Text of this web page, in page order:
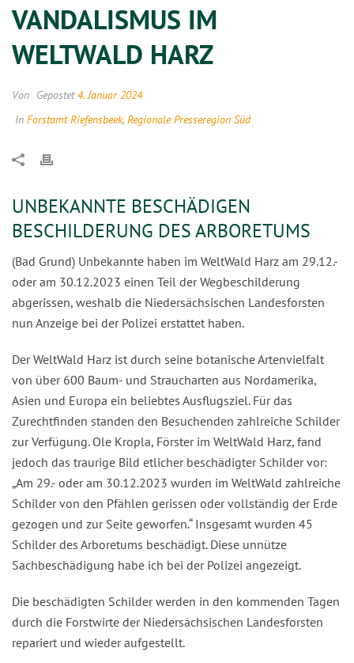
VANDALISMUS IM
WELTWALD HARZ
Von Gepostet4. Januar 2024
In Forstamt Riefensbeek, Regionale Presseregion Süd
UNBEKANNTE BESCHÄDIGEN
BESCHILDERUNG DES ARBORETUMS
(Bad Grund) Unbekannte haben im WeltWald Harz am 29.12.-
oder am 30.12.2023 einen Teil der Wegbeschilderung
abgerissen, weshalb die Niedersächsischen Landesforsten
nun Anzeige bei der Polizei erstattet haben.
Der WeltWald Harz ist durch seine botanische Artenvielfalt
von über 600 Baum- und Straucharten aus Nordamerika,
Asien und Europa ein beliebtes Ausflugsziel. Für das
Zurechtfinden standen den Besuchenden zahlreiche Schilder
zur Verfügung. Ole Kropla, Förster im WeltWald Harz, fand
jedoch das traurige Bild etlicher beschädigter Schilder vor:
„Am 29.- oder am 30.12.2023 wurden im WeltWald zahlreiche
Schilder von den Pfählen gerissen oder vollständig der Erde
gezogen und zur Seite geworfen.“ Insgesamt wurden 45
Schilder des Arboretums beschädigt. Diese unnütze
Sachbeschädigung habe ich bei der Polizei angezeigt.
Die beschädigten Schilder werden in den kommenden Tagen
durch die Forstwirte der Niedersächsischen Landesforsten
repariert und wieder aufgestellt.